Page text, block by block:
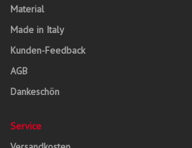
Material
Made in Italy
Kunden-Feedback
AGB
Dankeschön
Service